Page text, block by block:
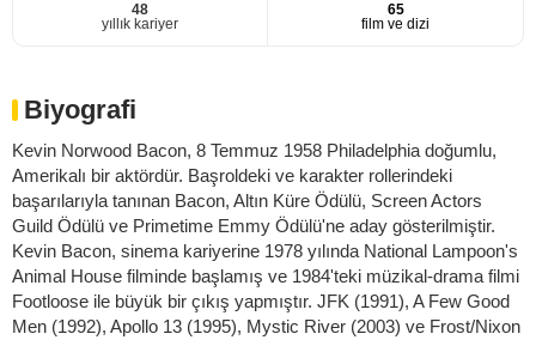
48
yıllık kariyer
65
film ve dizi
Biyografi
Kevin Norwood Bacon, 8 Temmuz 1958 Philadelphia doğumlu,
Amerikalı bir aktördür. Başroldeki ve karakter rollerindeki
başarılarıyla tanınan Bacon, Altın Küre Ödülü, Screen Actors
Guild Ödülü ve Primetime Emmy Ödülü'ne aday gösterilmiştir.
Kevin Bacon, sinema kariyerine 1978 yılında National Lampoon's
Animal House filminde başlamış ve 1984'teki müzikal-drama filmi
Footloose ile büyük bir çıkış yapmıştır. JFK (1991), A Few Good
Men (1992), Apollo 13 (1995), Mystic River (2003) ve Frost/Nixon